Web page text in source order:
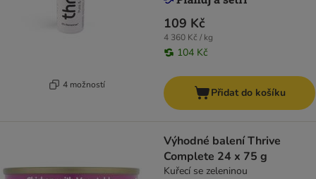
4 možností
109 Kč
4 360 Kč / kg
104 Kč
Přidat do košíku
Výhodné balení Thrive
Complete 24 x 75 g
Kuřecí se zeleninou